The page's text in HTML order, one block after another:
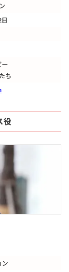
ー
ち
役
ン